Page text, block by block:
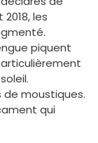
les
piquent
moustiques.
qui